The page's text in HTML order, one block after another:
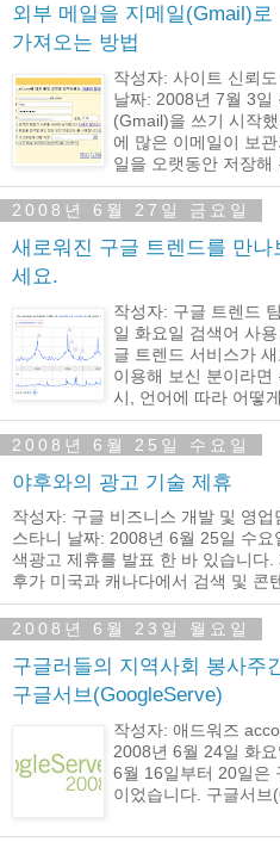
외부 메일을 지메일(Gmail)로
가져오는 방법
작성자: 사이트 신뢰
날짜: 2008년 7월 3일
(Gmail)을 쓰기 시작
에 많은 이메일이 보
일을 오랫동안 저장해
2008년 6월 27일 금요일
새로워진 구글 트렌드를 만나
세요.
작성자: 구글 트렌드
일 화요일 검색어 사
글 트렌드 서비스가
이용해 보신 분이라면
시, 언어에 따라 어떻
2008년 6월 25일 수요일
야후와의 광고 기술 제휴
작성자: 구글 비즈니스 개발 및 영
스타니 날짜: 2008년 6월 25일 수
색광고 제휴를 발표 한 바 있습니다
후가 미국과 캐나다에서 검색 및 콘
2008년 6월 23일 월요일
구글러들의 지역사회 봉사주
구글서브(GoogleServe)
작성자: 애드워즈
2008년 6월 24일 화
6월 16일부터 20일은
이었습니다. 구글서브